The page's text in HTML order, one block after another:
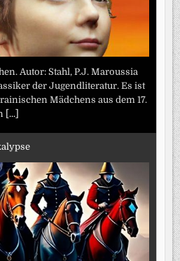
Autor: Stahl, P.J. Maroussia
der Jugendliteratur. Es ist
Mädchens aus dem 17.
[...]